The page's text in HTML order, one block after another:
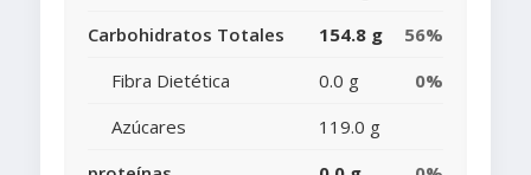
Carbohidratos Totales
154.8 g
56%
Fibra Dietética
0.0 g
0%
Azúcares
119.0 g